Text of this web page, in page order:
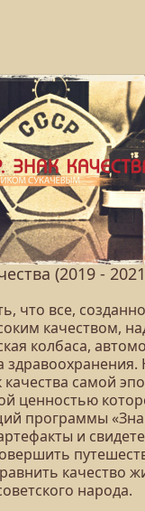
(2019 -
что все,
качеством,
колбаса,
самой
ценностью
программы
и
качество
народа.